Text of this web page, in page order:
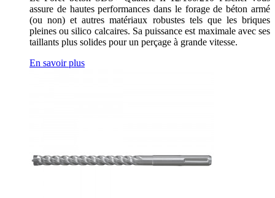
assure de hautes performances dans le forage de béton armé
(ou non) et autres matériaux robustes tels que les briques
pleines ou silico calcaires. Sa puissance est maximale avec ses
taillants plus solides pour un perçage à grande vitesse.
En savoir plus